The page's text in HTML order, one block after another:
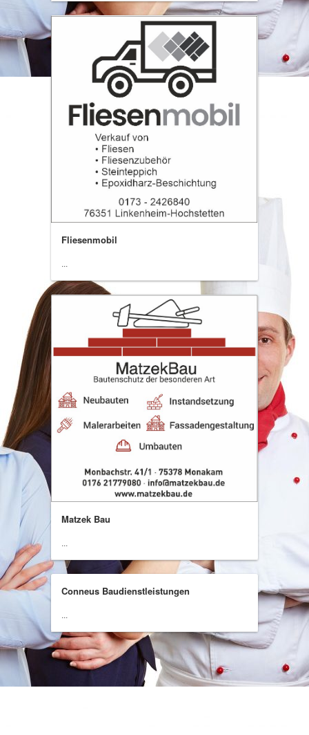
Fliesenmobil
...
Matzek Bau
...
Conneus Baudienstleistungen
...